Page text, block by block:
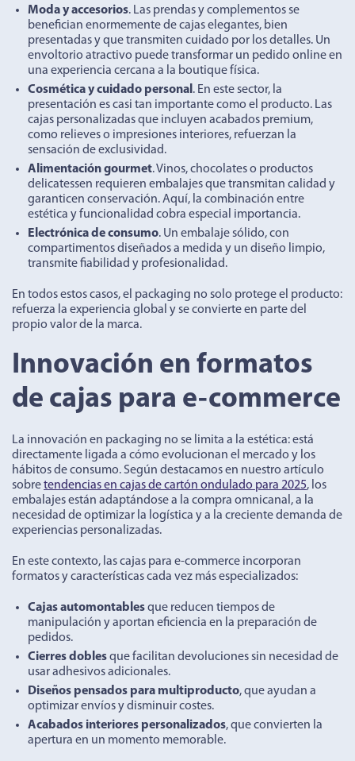
Moda y accesorios. Las prendas y complementos se
benefician enormemente de cajas elegantes, bien
presentadas y que transmiten cuidado por los detalles. Un
envoltorio atractivo puede transformar un pedido online en
una experiencia cercana a la boutique física.
Cosmética y cuidado personal . En este sector, la
presentación es casi tan importante como el producto. Las
cajas personalizadas que incluyen acabados premium,
como relieves o impresiones interiores, refuerzan la
sensación de exclusividad.
Alimentación gourmet. Vinos, chocolates o productos
delicatessen requieren embalajes que transmitan calidad y
garanticen conservación. Aquí, la combinación entre
estética y funcionalidad cobra especial importancia.
Electrónica de consumo. Un embalaje sólido, con
compartimentos diseñados a medida y un diseño limpio,
transmite fiabilidad y profesionalidad.
En todos estos casos, el packaging no solo protege el producto:
refuerza la experiencia global y se convierte en parte del
propio valor de la marca.
Innovación en formatos
de cajas para e-commerce
La innovación en packaging no se limita a la estética: está
directamente ligada a cómo evolucionan el mercado y los
hábitos de consumo. Según destacamos en nuestro artículo
sobretendencias en cajas de cartón ondulado para 2025, los
embalajes están adaptándose a la compra omnicanal, a la
necesidad de optimizar la logística y a la creciente demanda de
experiencias personalizadas.
En este contexto, las cajas para e-commerce incorporan
formatos y características cada vez más especializados:
Cajas automontablesque reducen tiempos de
manipulación y aportan eficiencia en la preparación de
pedidos.
Cierres doblesque facilitan devoluciones sin necesidad de
usar adhesivos adicionales.
Diseños pensados para multiproducto, que ayudan a
optimizar envíos y disminuir costes.
Acabados interiores personalizados, que convierten la
apertura en un momento memorable.